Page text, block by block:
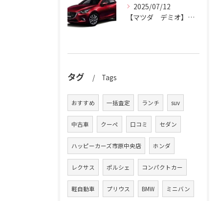
2025/07/12
【マツダ デミオ】デミオの買取りはハッピーカーズ市原中央店におまかせ。
タグ Tags
おすすめ 一括査定 ランチ suv
中古車 クーペ 口コミ セダン
ハッピーカーズ市原中央店 ホンダ
レクサス ポルシェ コンパクトカー
軽自動車 プリウス BMW ミニバン